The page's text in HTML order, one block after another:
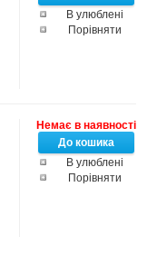
В улюблені
Порівняти
Немає в наявності
В улюблені
Порівняти